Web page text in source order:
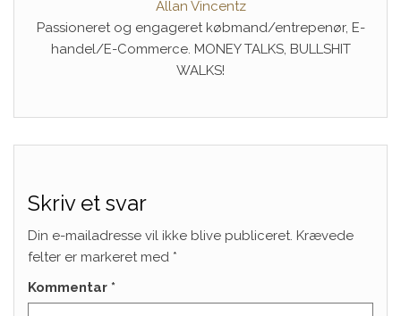
Allan Vincentz
Passioneret og engageret købmand/entrepenør, E-
handel/E-Commerce. MONEY TALKS, BULLSHIT
WALKS!
Skriv et svar
Din e-mailadresse vil ikke blive publiceret. Krævede
felter er markeret med *
Kommentar *